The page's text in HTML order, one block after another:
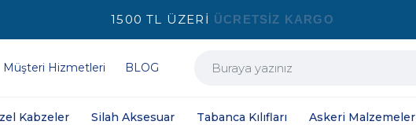
1500 TL ÜZERİ ÜCRETSİZ KARGO
Müşteri Hizmetleri BLOG
Kabzeler Silah Aksesuar Tabanca Kılıfları Askeri Malzemeler